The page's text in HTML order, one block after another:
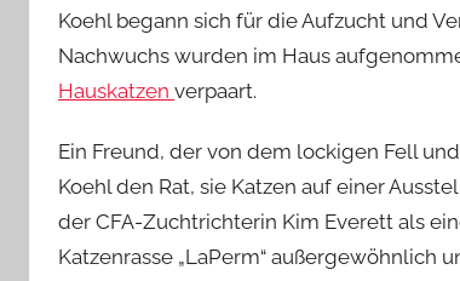
Koehl begann sich für die Aufzucht und
Nachwuchs wurden im Haus
Hauskatzen verpaart.
Ein Freund, der von dem lockigen Fell
Koehl den Rat, sie Katzen auf einer
der CFA-Zuchtrichterin Kim Everett als
Katzenrasse „LaPerm“